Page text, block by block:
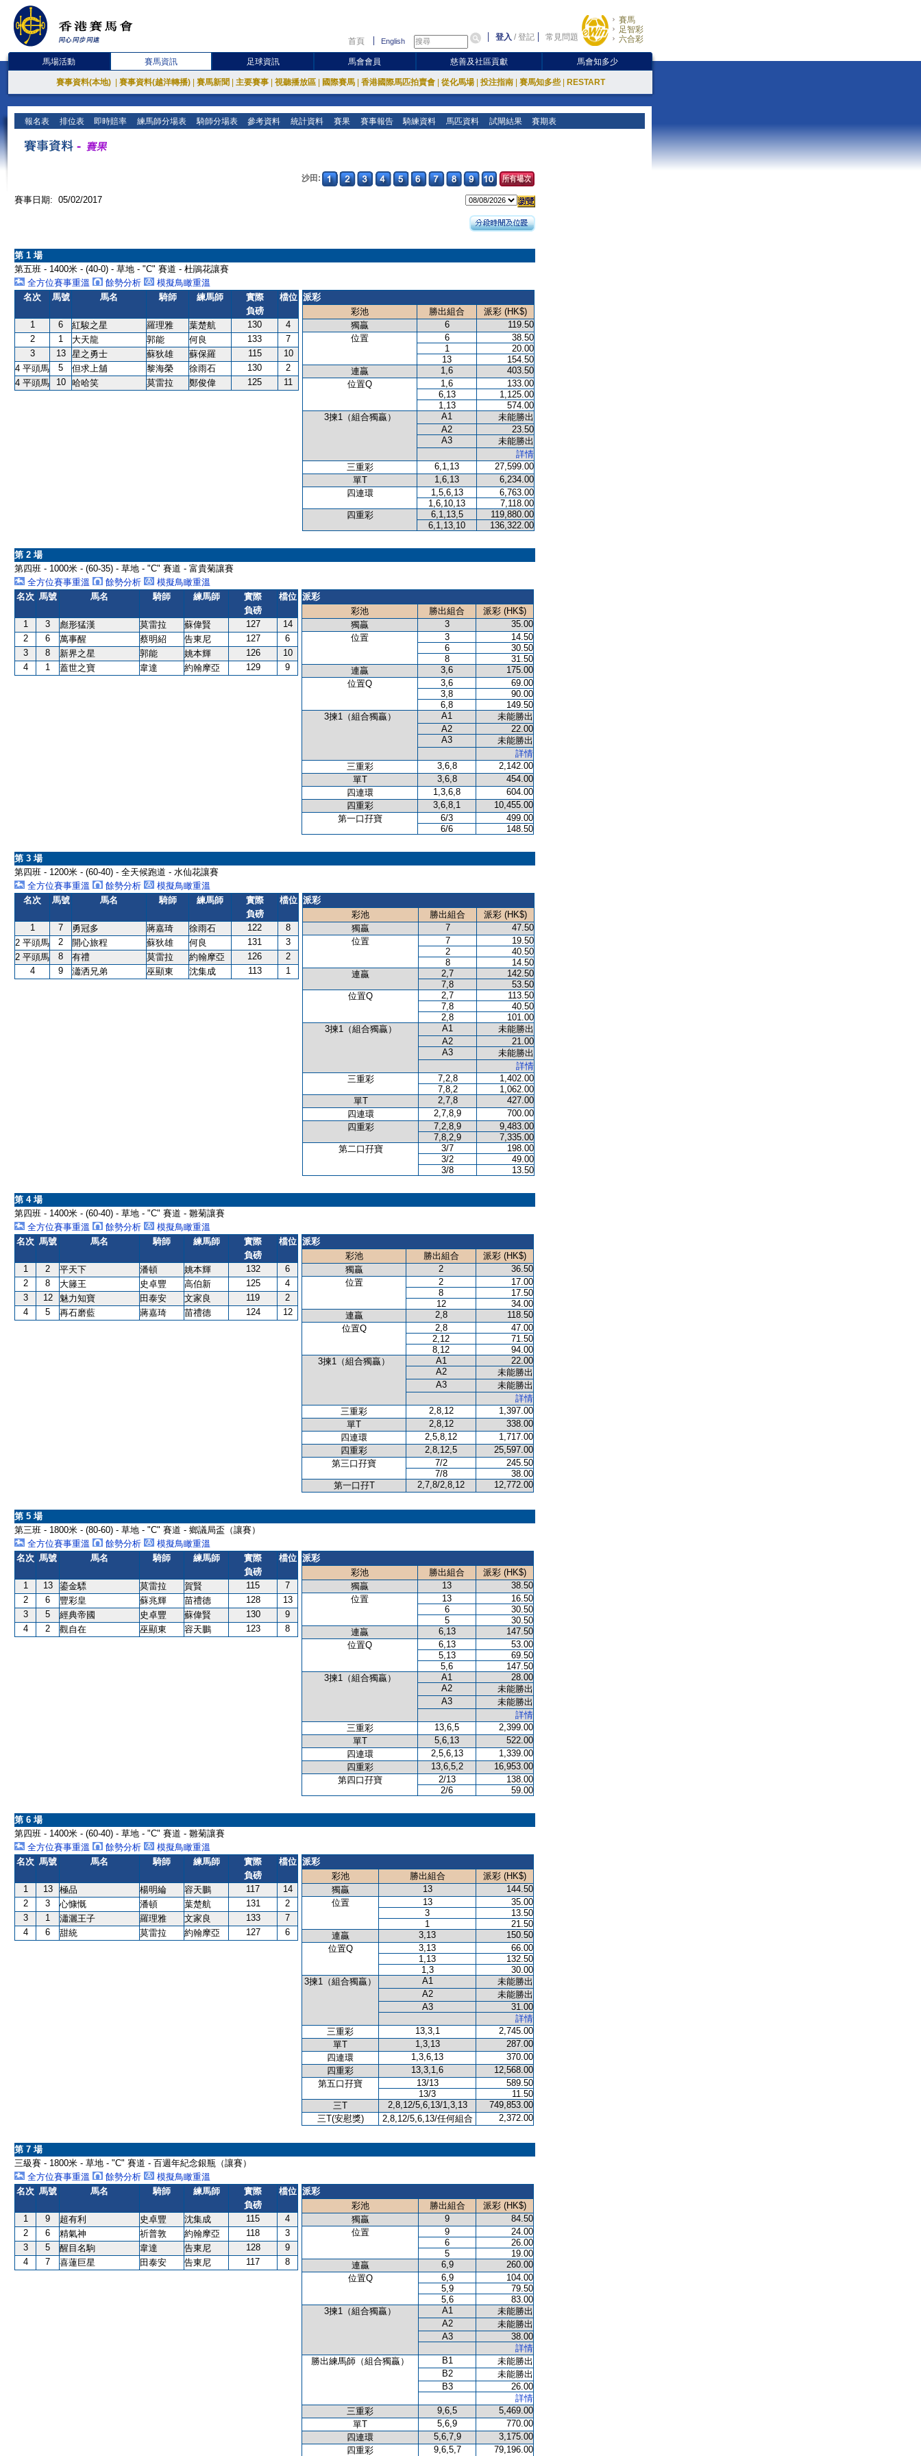
首頁 English 登入 /登記 常見問題
賽馬
足智彩
六合彩
馬場活動 賽馬資訊 足球資訊 馬會會員 慈善及社區貢獻 馬會知多少
賽事資料(本地) 賽事資料(越洋轉播) 賽馬新聞 主要賽事 視聽播放區 國際賽馬 香港國際馬匹拍賣會 從化馬場 投注指南 賽馬知多些 RESTART
報名表 排位表 即時賠率 練馬師分場表 騎師分場表 參考資料 統計資料 賽果 賽事報告 騎練資料 馬匹資料 試閘結果 賽期表
沙田:
賽事日期: 05/02/2017
第 1 場
第五班 - 1400米 - (40-0) - 草地 - "C" 賽道 - 杜鵑花讓賽
全方位賽事重溫
餘勢分析
模擬鳥瞰重溫
名次
馬號 馬名 騎師 練馬師
實際
負磅
檔位
1 6 紅駿之星 羅理雅 葉楚航 130
4
2
1 大天龍 郭能 何良 133
7
3
13 星之勇士 蘇狄雄 蘇保羅 115
10
4 平頭馬
5 但求上舖 黎海榮 徐雨石 130
2
4 平頭馬
10 哈哈笑 莫雷拉 鄭俊偉 125 11
派彩
彩池
勝出組合
派彩 (HK$)
獨贏
6
119.50
位置
6
38.50
1
20.00
13
154.50
連贏
1,6
403.50
位置Q
1,6
133.00
6,13
1,125.00
1,13
574.00
3揀1（組合獨贏）
A1
未能勝出
A2
23.50
A3
未能勝出
詳情
三重彩
6,1,13
27,599.00
單T
1,6,13
6,234.00
四連環
1,5,6,13
6,763.00
1,6,10,13
7,118.00
四重彩
6,1,13,5
119,880.00
6,1,13,10
136,322.00
第 2 場
第四班 - 1000米 - (60-35) - 草地 - "C" 賽道 - 富貴菊讓賽
全方位賽事重溫
餘勢分析
模擬鳥瞰重溫
名次 馬號 馬名 騎師 練馬師
實際
負磅
檔位
1 3 彪形猛漢 莫雷拉 蘇偉賢 127
14
2
6 萬事醒 蔡明紹 告東尼 127
6
3
8 新界之星 郭能 姚本輝 126
10
4
1 蓋世之寶 韋達 約翰摩亞 129 9
派彩
彩池
勝出組合
派彩 (HK$)
獨贏
3
35.00
位置
3
14.50
6
30.50
8
31.50
連贏
3,6
175.00
位置Q
3,6
69.00
3,8
90.00
6,8
149.50
3揀1（組合獨贏）
A1
未能勝出
A2
22.00
A3
未能勝出
詳情
三重彩
3,6,8
2,142.00
單T
3,6,8
454.00
四連環
1,3,6,8
604.00
四重彩
3,6,8,1
10,455.00
第一口孖寶
6/3
499.00
6/6
148.50
第 3 場
第四班 - 1200米 - (60-40) - 全天候跑道 - 水仙花讓賽
全方位賽事重溫
餘勢分析
模擬鳥瞰重溫
名次
馬號 馬名 騎師 練馬師
實際
負磅
檔位
1 7 勇冠多 蔣嘉琦 徐雨石 122
8
2 平頭馬
2 開心旅程 蘇狄雄 何良 131
3
2 平頭馬
8 有禮 莫雷拉 約翰摩亞 126
2
4
9 瀟洒兄弟 巫顯東 沈集成 113 1
派彩
彩池
勝出組合
派彩 (HK$)
獨贏
7
47.50
位置
7
19.50
2
40.50
8
14.50
連贏
2,7
142.50
7,8
53.50
位置Q
2,7
113.50
7,8
40.50
2,8
101.00
3揀1（組合獨贏）
A1
未能勝出
A2
21.00
A3
未能勝出
詳情
三重彩
7,2,8
1,402.00
7,8,2
1,062.00
單T
2,7,8
427.00
四連環
2,7,8,9
700.00
四重彩
7,2,8,9
9,483.00
7,8,2,9
7,335.00
第二口孖寶
3/7
198.00
3/2
49.00
3/8
13.50
第 4 場
第四班 - 1400米 - (60-40) - 草地 - "C" 賽道 - 雛菊讓賽
全方位賽事重溫
餘勢分析
模擬鳥瞰重溫
名次 馬號 馬名 騎師 練馬師
實際
負磅
檔位
1 2 平天下 潘頓 姚本輝 132
6
2
8 大籐王 史卓豐 高伯新 125
4
3
12 魅力知寶 田泰安 文家良 119
2
4
5 再石磨藍 蔣嘉琦 苗禮德 124 12
派彩
彩池
勝出組合
派彩 (HK$)
獨贏
2
36.50
位置
2
17.00
8
17.50
12
34.00
連贏
2,8
118.50
位置Q
2,8
47.00
2,12
71.50
8,12
94.00
3揀1（組合獨贏）
A1
22.00
A2
未能勝出
A3
未能勝出
詳情
三重彩
2,8,12
1,397.00
單T
2,8,12
338.00
四連環
2,5,8,12
1,717.00
四重彩
2,8,12,5
25,597.00
第三口孖寶
7/2
245.50
7/8
38.00
第一口孖T
2,7,8/2,8,12 12,772.00
第 5 場
第三班 - 1800米 - (80-60) - 草地 - "C" 賽道 - 鄉議局盃（讓賽）
全方位賽事重溫
餘勢分析
模擬鳥瞰重溫
名次 馬號 馬名 騎師 練馬師
實際
負磅
檔位
1 13 鎏金驃 莫雷拉 賀賢 115
7
2
6 豐彩皇 蘇兆輝 苗禮德 128
13
3
5 經典帝國 史卓豐 蘇偉賢 130
9
4
2 觀自在 巫顯東 容天鵬 123 8
派彩
彩池
勝出組合
派彩 (HK$)
獨贏
13
38.50
位置
13
16.50
6
30.50
5
30.50
連贏
6,13
147.50
位置Q
6,13
53.00
5,13
69.50
5,6
147.50
3揀1（組合獨贏）
A1
28.00
A2
未能勝出
A3
未能勝出
詳情
三重彩
13,6,5
2,399.00
單T
5,6,13
522.00
四連環
2,5,6,13
1,339.00
四重彩
13,6,5,2
16,953.00
第四口孖寶
2/13
138.00
2/6
59.00
第 6 場
第四班 - 1400米 - (60-40) - 草地 - "C" 賽道 - 雛菊讓賽
全方位賽事重溫
餘勢分析
模擬鳥瞰重溫
名次 馬號 馬名 騎師 練馬師
實際
負磅
檔位
1 13 極品 楊明綸 容天鵬 117
14
2
3 心慷慨 潘頓 葉楚航 131
2
3
1 瀟灑王子 羅理雅 文家良 133
7
4
6 甜統 莫雷拉 約翰摩亞 127 6
派彩
彩池
勝出組合
派彩 (HK$)
獨贏
13
144.50
位置
13
35.00
3
13.50
1
21.50
連贏
3,13
150.50
位置Q
3,13
66.00
1,13
132.50
1,3
30.00
3揀1（組合獨贏）
A1
未能勝出
A2
未能勝出
A3
31.00
詳情
三重彩
13,3,1
2,745.00
單T
1,3,13
287.00
四連環
1,3,6,13
370.00
四重彩
13,3,1,6
12,568.00
第五口孖寶
13/13
589.50
13/3
11.50
三T
2,8,12/5,6,13/1,3,13
749,853.00
三T(安慰獎)
2,8,12/5,6,13/任何組合 2,372.00
第 7 場
三級賽 - 1800米 - 草地 - "C" 賽道 - 百週年紀念銀瓶（讓賽）
全方位賽事重溫
餘勢分析
模擬鳥瞰重溫
名次 馬號 馬名 騎師 練馬師
實際
負磅
檔位
1 9 超有利 史卓豐 沈集成 115
4
2
6 精氣神 祈普敦 約翰摩亞 118
3
3
5 醒目名駒 韋達 告東尼 128
9
4
7 喜蓮巨星 田泰安 告東尼 117 8
派彩
彩池
勝出組合
派彩 (HK$)
獨贏
9
84.50
位置
9
24.00
6
26.00
5
19.00
連贏
6,9
260.00
位置Q
6,9
104.00
5,9
79.50
5,6
83.00
3揀1（組合獨贏）
A1
未能勝出
A2
未能勝出
A3
38.00
詳情
勝出練馬師（組合獨贏）
B1
未能勝出
B2
未能勝出
B3
26.00
詳情
三重彩
9,6,5
5,469.00
單T
5,6,9
770.00
四連環
5,6,7,9
3,175.00
四重彩
9,6,5,7 79,196.00